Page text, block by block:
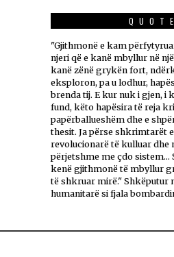
QUOTE
"Gjithmonë e kam
njeri që e kanë mbyllur në
kanë zënë grykën fort,
eksploron, pa u lodhur,
brenda tij. E kur nuk i gjen, i
fund, këto hapësira të reja
papërballueshëm dhe e
thesit. Ja përse shkrimtarët
revolucionarë të kulluar dhe
përjetshme me çdo sistem...
kenë gjithmonë të mbyllur
të shkruar mirë." Shkëputur
humanitarë si fjala